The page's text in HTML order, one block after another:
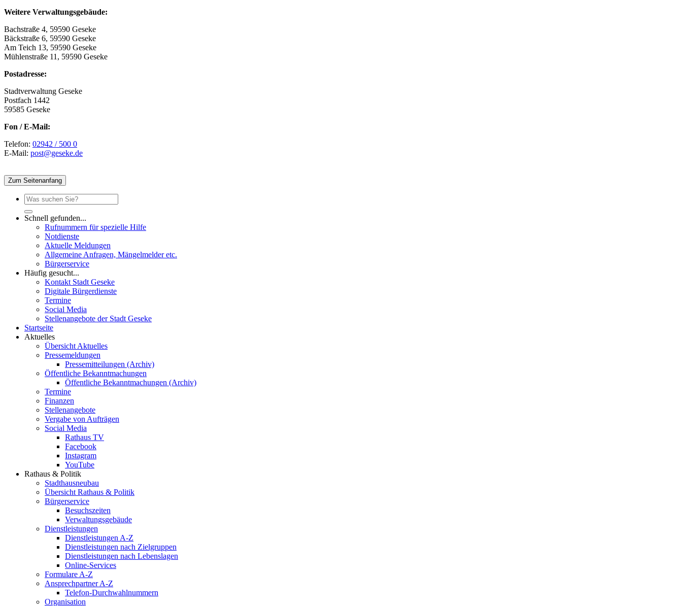
Weitere Verwaltungsgebäude:
Bachstraße 4, 59590 Geseke
Bäckstraße 6, 59590 Geseke
Am Teich 13, 59590 Geseke
Mühlenstraße 11, 59590 Geseke
Postadresse:
Stadtverwaltung Geseke
Postfach 1442
59585 Geseke
Fon / E-Mail:
Telefon: 02942 / 500 0
E-Mail: post@geseke.de
Zum Seitenanfang
Schnell gefunden...
Rufnummern für spezielle Hilfe
Notdienste
Aktuelle Meldungen
Allgemeine Anfragen, Mängelmelder etc.
Bürgerservice
Häufig gesucht...
Kontakt Stadt Geseke
Digitale Bürgerdienste
Termine
Social Media
Stellenangebote der Stadt Geseke
Startseite
Aktuelles
Übersicht Aktuelles
Pressemeldungen
Pressemitteilungen (Archiv)
Öffentliche Bekanntmachungen
Öffentliche Bekanntmachungen (Archiv)
Termine
Finanzen
Stellenangebote
Vergabe von Aufträgen
Social Media
Rathaus TV
Facebook
Instagram
YouTube
Rathaus & Politik
Stadthausneubau
Übersicht Rathaus & Politik
Bürgerservice
Besuchszeiten
Verwaltungsgebäude
Dienstleistungen
Dienstleistungen A-Z
Dienstleistungen nach Zielgruppen
Dienstleistungen nach Lebenslagen
Online-Services
Formulare A-Z
Ansprechpartner A-Z
Telefon-Durchwahlnummern
Organisation